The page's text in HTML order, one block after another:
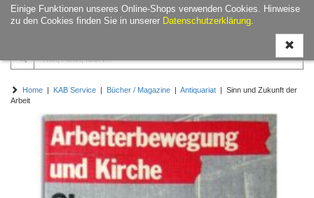
Einige Funktionen unseres Online-Shops verwenden Cookies. Hinweise
zu den Cookies finden Sie in unserer Datenschutzerklärung.
ein-/
Home | KAB Service | Bücher / Magazine | Antiquariat | Sinn und Zukunft der
Arbeit